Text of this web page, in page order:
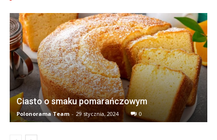
Ciasto o smaku pomarańczowym
Polonorama Team - 29 stycznia, 2024 0